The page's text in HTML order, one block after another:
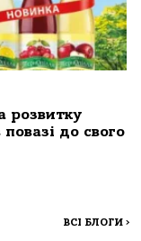
розвитку
до свого
ВСІ БЛОГИ >